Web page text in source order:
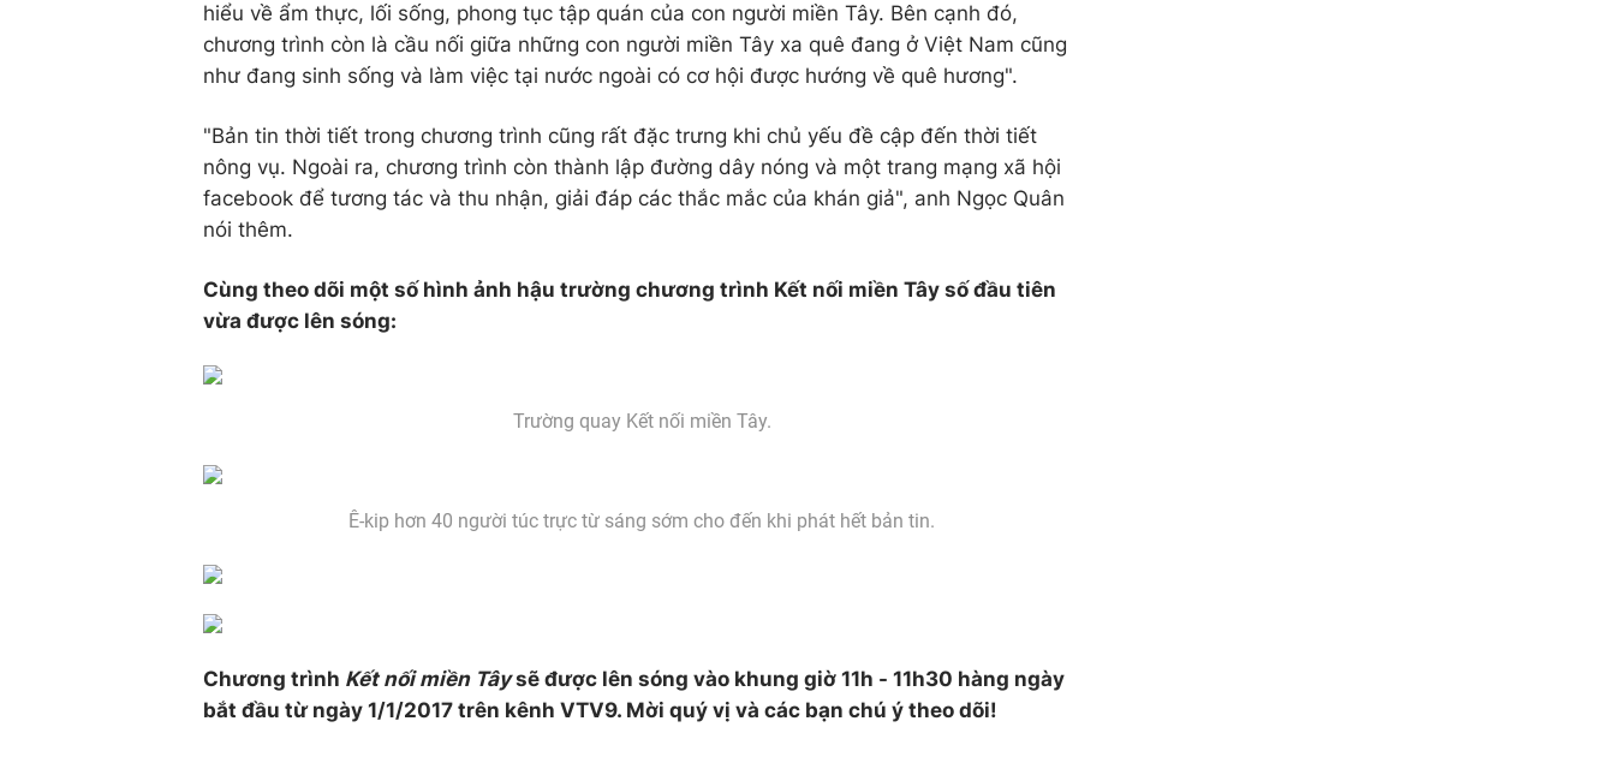
hiểu về ẩm thực, lối sống, phong tục tập quán của con người miền Tây. Bên cạnh đó,
chương trình còn là cầu nối giữa những con người miền Tây xa quê đang ở Việt Nam cũng
như đang sinh sống và làm việc tại nước ngoài có cơ hội được hướng về quê hương".
"Bản tin thời tiết trong chương trình cũng rất đặc trưng khi chủ yếu đề cập đến thời tiết
nông vụ. Ngoài ra, chương trình còn thành lập đường dây nóng và một trang mạng xã hội
facebook để tương tác và thu nhận, giải đáp các thắc mắc của khán giả", anh Ngọc Quân
nói thêm.
Cùng theo dõi một số hình ảnh hậu trường chương trình Kết nối miền Tây số đầu tiên
vừa được lên sóng:
Trường quay Kết nối miền Tây.
Ê-kip hơn 40 người túc trực từ sáng sớm cho đến khi phát hết bản tin.
Chương trình Kết nối miền Tâysẽ được lên sóng vào khung giờ 11h - 11h30 hàng ngày
bắt đầu từ ngày 1/1/2017 trên kênh VTV9. Mời quý vị và các bạn chú ý theo dõi!